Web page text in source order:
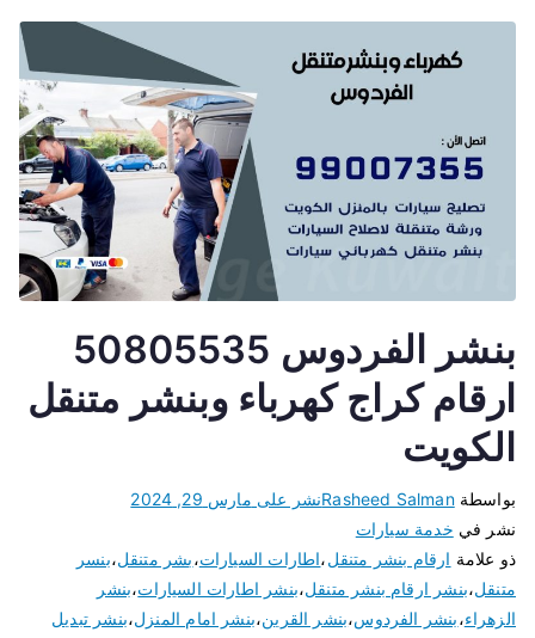
بنشر الفردوس 50805535
ارقام كراج كهرباء وبنشر متنقل
الكويت
بواسطةRasheed Salmanنشر على مارس 29, 2024
نشر في خدمة سيارات
ذو علامة ارقام بنشر متنقل،اطارات السيارات،بشر متنقل،بنسر
متنقل،بنشر ارقام بنشر متنقل،بنشر اطارات السيارات،بنشر
الزهراء،بنشر الفردوس،بنشر القرين،بنشر امام المنزل،بنشر تبديل